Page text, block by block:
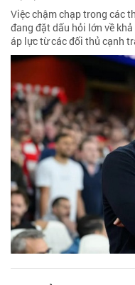
Việc chậm chạp trong các
đang đặt dấu hỏi lớn về
áp lực từ các đối thủ cạnh